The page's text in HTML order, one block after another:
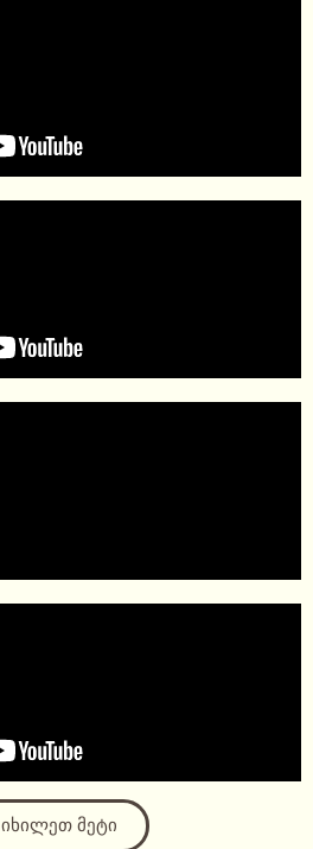
იხილეთ მეტი